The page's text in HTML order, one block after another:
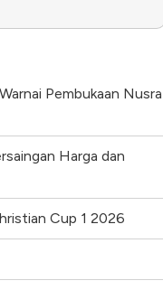
Pembukaan Nusra
Harga dan
Cup 1 2026